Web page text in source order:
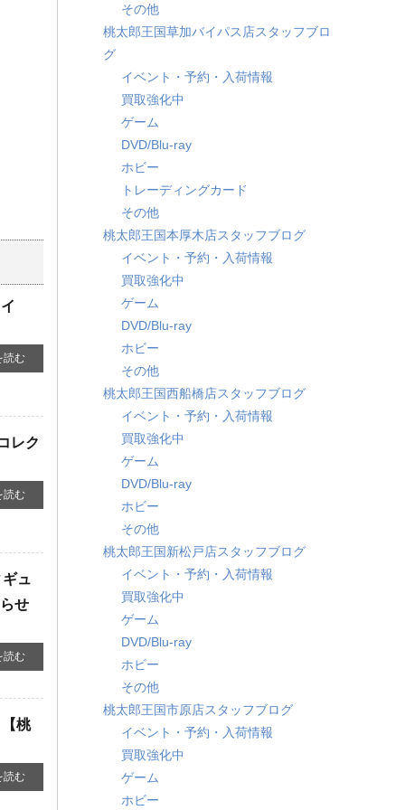
読む
レク
読む
ュ
せ
読む
桃
読む
その他
桃太郎王国草加バイパス店スタッフブロ
グ
イベント・予約・入荷情報
買取強化中
ゲーム
DVD/Blu-ray
ホビー
トレーディングカード
その他
桃太郎王国本厚木店スタッフブログ
イベント・予約・入荷情報
買取強化中
ゲーム
DVD/Blu-ray
ホビー
その他
桃太郎王国西船橋店スタッフブログ
イベント・予約・入荷情報
買取強化中
ゲーム
DVD/Blu-ray
ホビー
その他
桃太郎王国新松戸店スタッフブログ
イベント・予約・入荷情報
買取強化中
ゲーム
DVD/Blu-ray
ホビー
その他
桃太郎王国市原店スタッフブログ
イベント・予約・入荷情報
買取強化中
ゲーム
ホビー